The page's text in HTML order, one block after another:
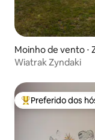
Moinho de vento ⋅
Wiatrak Zyndaki
Entre os melhores
Preferido dos